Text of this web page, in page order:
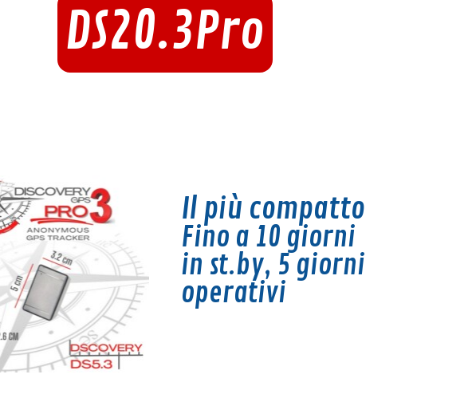
DS20.3Pro
Il più compatto
Fino a 10 giorni
in st.by, 5 giorni
operativi